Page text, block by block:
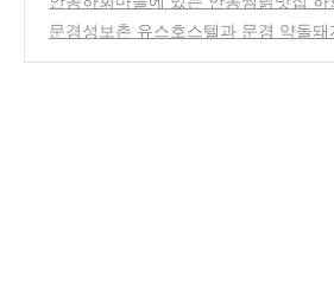
원가든
(0)
문경성보촌 유스호스텔과 문경 약돌돼